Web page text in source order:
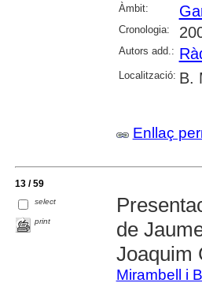
Àmbit:
Cronologia:
Autors add.:
Localització: B.
Enllaç
13 / 59
select
print
de
Joaquim
Mirambell i